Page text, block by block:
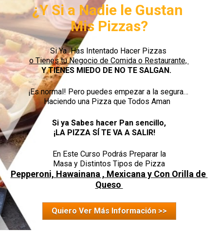
¿Y Si a Nadie le Gustan
Mis Pizzas?
o Tienes tu Negocio de Comida o Restaurante,
Y TIENES MIEDO DE NO TE SALGAN.
¡Es normal! Pero puedes empezar a la segura…
Haciendo una Pizza que Todos Aman
Si ya Sabes hacer Pan sencillo,
¡LA PIZZA SÍ TE VA A SALIR!
En Este Curso Podrás Preparar la
Pepperoni, Hawainana , Mexicana y Con Orilla de
Queso
Quiero Ver Más Información >>